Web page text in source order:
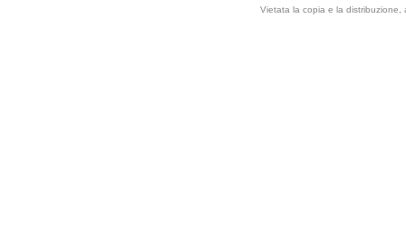
Vietata la copia e la distribuzione,